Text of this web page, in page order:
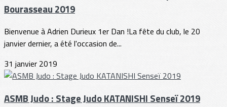
Bourasseau 2019
Bienvenue à Adrien Durieux 1er Dan !La fête du club, le 20
janvier dernier, a été l'occasion de...
31 janvier 2019
ASMB Judo : Stage Judo KATANISHI Senseï 2019